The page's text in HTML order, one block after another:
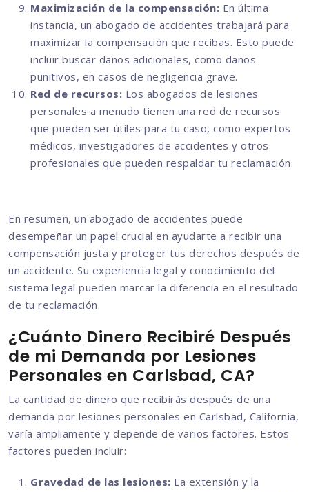
Maximización de la compensación: En última
instancia, un abogado de accidentes trabajará para
maximizar la compensación que recibas. Esto puede
incluir buscar daños adicionales, como daños
punitivos, en casos de negligencia grave.
Red de recursos: Los abogados de lesiones
personales a menudo tienen una red de recursos
que pueden ser útiles para tu caso, como expertos
médicos, investigadores de accidentes y otros
profesionales que pueden respaldar tu reclamación.
En resumen, un abogado de accidentes puede
desempeñar un papel crucial en ayudarte a recibir una
compensación justa y proteger tus derechos después de
un accidente. Su experiencia legal y conocimiento del
sistema legal pueden marcar la diferencia en el resultado
de tu reclamación.
¿Cuánto Dinero Recibiré Después
de mi Demanda por Lesiones
Personales en Carlsbad, CA?
La cantidad de dinero que recibirás después de una
demanda por lesiones personales en Carlsbad, California,
varía ampliamente y depende de varios factores. Estos
factores pueden incluir:
Gravedad de las lesiones: La extensión y la